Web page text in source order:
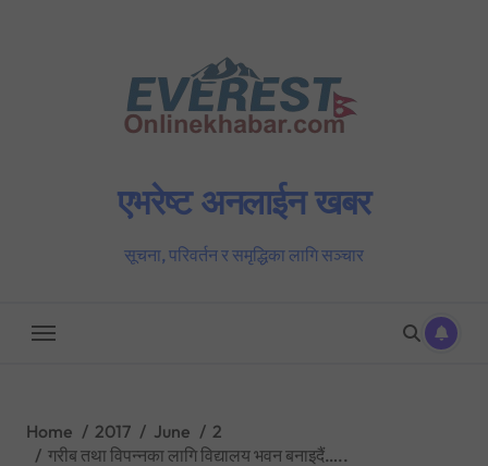
एभरेष्ट अनलाईन खबर
सूचना, परिवर्तन र समृद्धिका लागि सञ्चार
Home 2017 June
2
गरीब तथा विपन्नका लागि विद्यालय भवन बनाइदैं…..